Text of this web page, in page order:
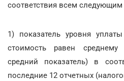
соответствия всем следующим
1) показатель уровня
стоимость равен среднему
средний показатель) в
последние 12 отчетных